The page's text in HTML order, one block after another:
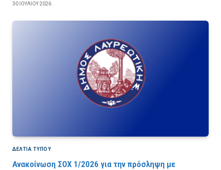
30 ΙΟΥΛΊΟΥ 2026
ΔΕΛΤΙΑ ΤΥΠΟΥ
Ανακοίνωση ΣΟΧ 1/2026 για την πρόσληψη με